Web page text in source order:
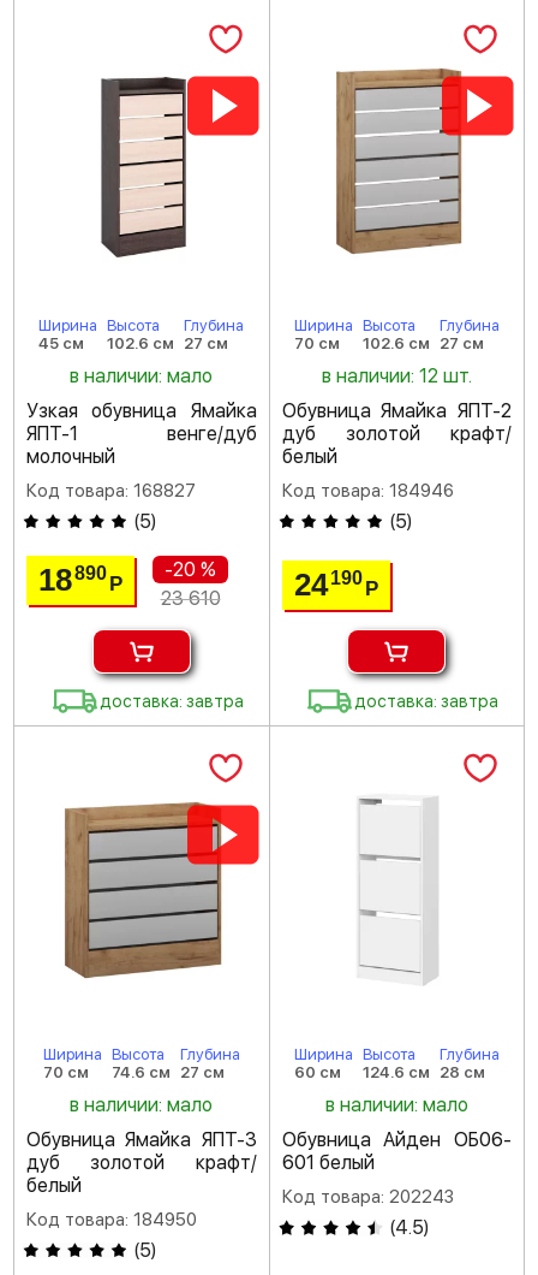
Ширина
45 см
Высота
102.6 см
Глубина
27 см
в наличии: мало
Узкая обувница Ямайка
ЯПТ-1 венге/дуб
молочный
Код товара: 168827
(5)
18890Р
-20 %
23 610
доставка: завтра
Ширина
70 см
Высота
102.6 см
Глубина
27 см
в наличии: 12 шт.
Обувница Ямайка ЯПТ-2
дуб золотой крафт/
белый
Код товара: 184946
(5)
24 190 Р
доставка: завтра
Ширина
70 см
Высота
74.6 см
Глубина
27 см
в наличии: мало
Обувница Ямайка ЯПТ-3
дуб золотой крафт/
белый
Код товара: 184950
(5)
Ширина
60 см
Высота
124.6 см
Глубина
28 см
в наличии: мало
Обувница Айден ОБ06-
601 белый
Код товара: 202243
(4.5)